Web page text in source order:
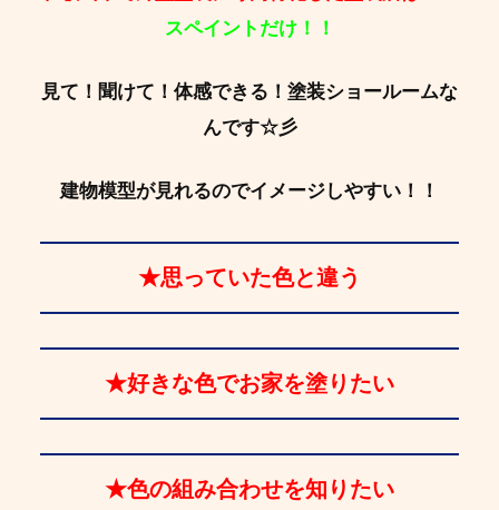
スペイントだけ！！
見て！聞けて！体感できる！塗装ショールームな
んです☆彡
建物模型が見れるのでイメージしやすい！！
★思っていた色と違う
★好きな色でお家を塗りたい
★色の組み合わせを知りたい